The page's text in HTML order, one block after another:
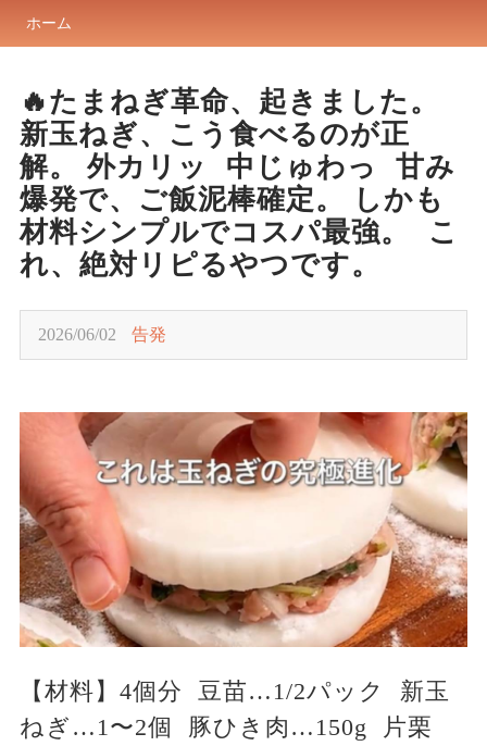
ホーム
🔥たまねぎ革命、起きました。
新玉ねぎ、こう食べるのが正
解。 外カリッ 中じゅわっ 甘み
爆発で、ご飯泥棒確定。 しかも
材料シンプルでコスパ最強。 こ
れ、絶対リピるやつです。
2026/06/02 告発
【材料】4個分 豆苗…1/2パック 新玉
ねぎ…1〜2個 豚ひき肉…150g 片栗